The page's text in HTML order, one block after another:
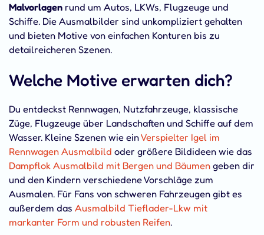
Malvorlagen rund um Autos, LKWs, Flugzeuge und
Schiffe. Die Ausmalbilder sind unkompliziert gehalten
und bieten Motive von einfachen Konturen bis zu
detailreicheren Szenen.
Welche Motive erwarten dich?
Du entdeckst Rennwagen, Nutzfahrzeuge, klassische
Züge, Flugzeuge über Landschaften und Schiffe auf dem
Wasser. Kleine Szenen wie einVerspielter Igel im
Rennwagen Ausmalbild oder größere Bildideen wie das
Dampflok Ausmalbild mit Bergen und Bäumen geben dir
und den Kindern verschiedene Vorschläge zum
Ausmalen. Für Fans von schweren Fahrzeugen gibt es
außerdem das Ausmalbild Tieflader-Lkw mit
markanter Form und robusten Reifen.